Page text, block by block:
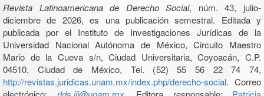
Revista Latinoamericana de Derecho Social, núm. 43, julio-
diciembre de 2026, es una publicación semestral. Editada y
publicada por el Instituto de Investigaciones Jurídicas de la
Universidad Nacional Autónoma de México, Circuito Maestro
Mario de la Cueva s/n, Ciudad Universitaria, Coyoacán, C.P.
04510, Ciudad de México, Tel. (52) 55 56 22 74 74,
http://revistas.juridicas.unam.mx/index.php/derecho-social. Correo